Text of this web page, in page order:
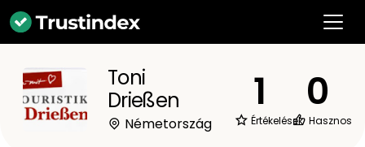
Toni
Drießen
Németország
1
Értékelések
0
Hasznos